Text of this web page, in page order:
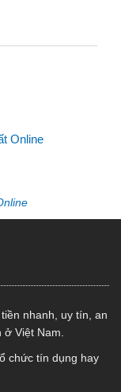
Online
nhanh, uy tín, an
Việt Nam.
chức tín dụng hay